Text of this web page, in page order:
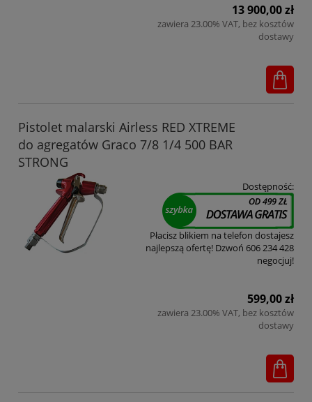
13 900,00 zł
zawiera 23.00% VAT, bez kosztów
dostawy
Pistolet malarski Airless RED XTREME
do agregatów Graco 7/8 1/4 500 BAR
STRONG
Dostępność:
Płacisz blikiem na telefon dostajesz
najlepszą ofertę! Dzwoń 606 234 428
negocjuj!
599,00 zł
zawiera 23.00% VAT, bez kosztów
dostawy